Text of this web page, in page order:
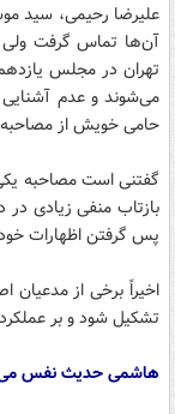
علیرضا رحیمی، سید
آن‌ها تماس گرفت ولی
تهران در مجلس
می‌شوند و عدم
حامی خویش از مصاحبه
گفتنی است مصاحبه
بازتاب منفی زیادی
پس گرفتن اظهارات
اخیراً برخی از
تشکیل شود و بر
هاشمی حدیث نفس